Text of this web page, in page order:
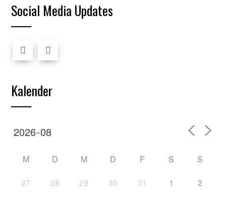
Social Media Updates
Kalender
M D M D F S S
27 28 29 30 31 1 2